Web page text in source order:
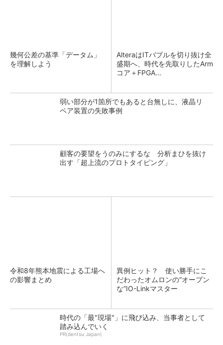
幾何公差の基準「データム」
を理解しよう
AlteraはITバブルを切り抜け全
盛期へ、時代を先取りしたArm
コア＋FPGA...
弱い部分が1箇所でもあると台無しに、液晶リ
ペア装置の失敗事例
顧客の要望をうのみにするな 分析まひを抜け
出す「超上流のプロトタイピング」
令和8年熊本地震による工場へ
の影響まとめ
異例ヒット？ 使い勝手にこ
だわったオムロンの“オープン
な”IO-Linkマスター
時代の「最"現場"」に飛び込み、当事者として
踏み込んでいく
PR(dentsu Japan)